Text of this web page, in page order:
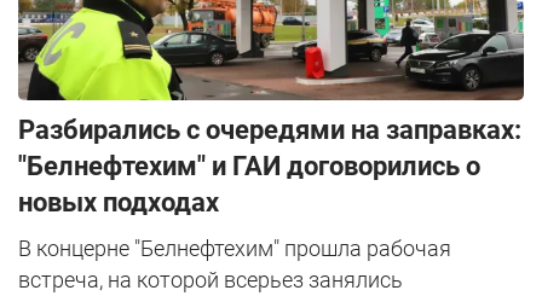
Разбирались с очередями на заправках:
"Белнефтехим" и ГАИ договорились о
новых подходах
В концерне "Белнефтехим" прошла рабочая
встреча, на которой всерьез занялись